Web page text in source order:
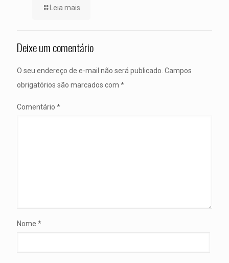
Leia mais
Deixe um comentário
O seu endereço de e-mail não será publicado. Campos
obrigatórios são marcados com *
Comentário *
Nome *